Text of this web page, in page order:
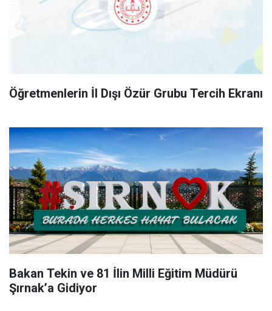
Öğretmenlerin İl Dışı Özür Grubu Tercih Ekranı
Bakan Tekin ve 81 İlin Milli Eğitim Müdürü
Şırnak’a Gidiyor